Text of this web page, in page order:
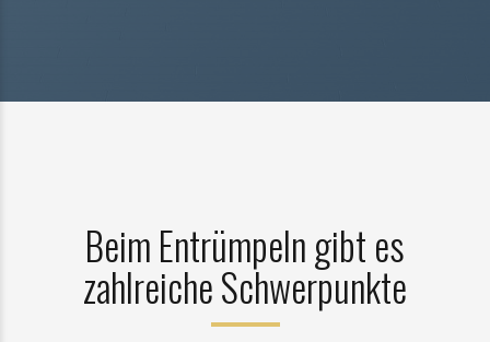
Beim Entrümpeln gibt es
zahlreiche Schwerpunkte